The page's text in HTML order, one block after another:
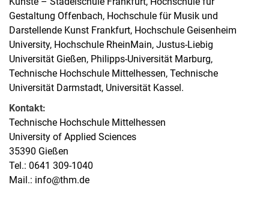
Gestaltung Offenbach, Hochschule für Musik und
Darstellende Kunst Frankfurt, Hochschule Geisenheim
University, Hochschule RheinMain, Justus-Liebig
Universität Gießen, Philipps-Universität Marburg,
Technische Hochschule Mittelhessen, Technische
Universität Darmstadt, Universität Kassel.
Kontakt:
Technische Hochschule Mittelhessen
University of Applied Sciences
35390 Gießen
Tel.: 0641 309-1040
Mail.: info@thm.de